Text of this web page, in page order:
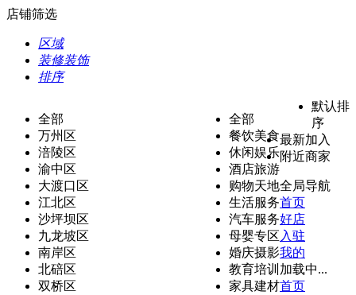
店铺筛选
区域
装修装饰
排序
全部
万州区
涪陵区
渝中区
大渡口区
江北区
沙坪坝区
九龙坡区
南岸区
北碚区
双桥区
全部
餐饮美食
休闲娱乐
酒店旅游
购物天地
生活服务
汽车服务
母婴专区
婚庆摄影
教育培训
家具建材
默认排
序
最新加入
附近商家
全局导航
首页
好店
入驻
我的
加载中...
首页